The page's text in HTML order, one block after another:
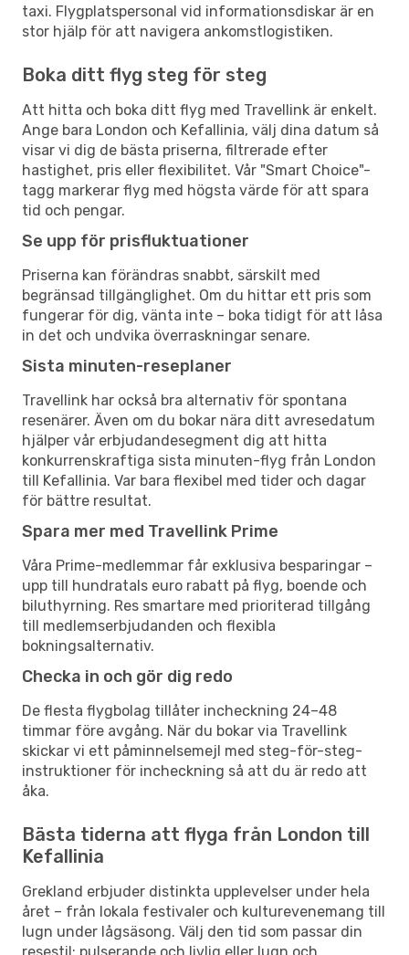
taxi. Flygplatspersonal vid informationsdiskar är en
stor hjälp för att navigera ankomstlogistiken.
Boka ditt flyg steg för steg
Att hitta och boka ditt flyg med Travellink är enkelt.
Ange bara London och Kefallinia, välj dina datum så
visar vi dig de bästa priserna, filtrerade efter
hastighet, pris eller flexibilitet. Vår "Smart Choice"-
tagg markerar flyg med högsta värde för att spara
tid och pengar.
Se upp för prisfluktuationer
Priserna kan förändras snabbt, särskilt med
begränsad tillgänglighet. Om du hittar ett pris som
fungerar för dig, vänta inte – boka tidigt för att låsa
in det och undvika överraskningar senare.
Sista minuten-reseplaner
Travellink har också bra alternativ för spontana
resenärer. Även om du bokar nära ditt avresedatum
hjälper vår erbjudandesegment dig att hitta
konkurrenskraftiga sista minuten-flyg från London
till Kefallinia. Var bara flexibel med tider och dagar
för bättre resultat.
Spara mer med Travellink Prime
Våra Prime-medlemmar får exklusiva besparingar –
upp till hundratals euro rabatt på flyg, boende och
biluthyrning. Res smartare med prioriterad tillgång
till medlemserbjudanden och flexibla
bokningsalternativ.
Checka in och gör dig redo
De flesta flygbolag tillåter incheckning 24–48
timmar före avgång. När du bokar via Travellink
skickar vi ett påminnelsemejl med steg-för-steg-
instruktioner för incheckning så att du är redo att
åka.
Bästa tiderna att flyga från London till
Kefallinia
Grekland erbjuder distinkta upplevelser under hela
året – från lokala festivaler och kulturevenemang till
lugn under lågsäsong. Välj den tid som passar din